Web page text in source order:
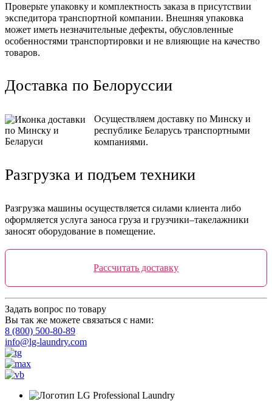
Проверьте упаковку и комплектность заказа в присутствии
экспедитора транспортной компании. Внешняя упаковка
может иметь незначительные дефекты, обусловленные
особенностями транспортировки и не влияющие на качество
товаров.
Доставка по Белоруссии
Осуществляем доставку по Минску и
республике Беларусь транспортными
компаниями.
Разгрузка и подъем техники
Разгрузка машины осуществляется силами клиента либо
оформляется услуга заноса груза и грузчики–такелажники
заносят оборудование в помещение.
Рассчитать доставку
Задать вопрос по товару
Вы так же можете связаться с нами:
8 (800) 500-80-89
info@lg-laundry.com